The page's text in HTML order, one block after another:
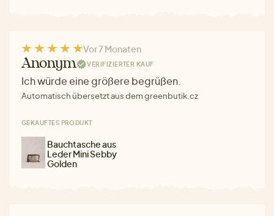
Vor 7 Monaten
Anonym VERIFIZIERTER KAUF
Ich würde eine größere begrüßen.
Automatisch übersetzt aus dem greenbutik.cz
GEKAUFTES PRODUKT
Bauchtasche aus
Leder Mini Sebby
Golden